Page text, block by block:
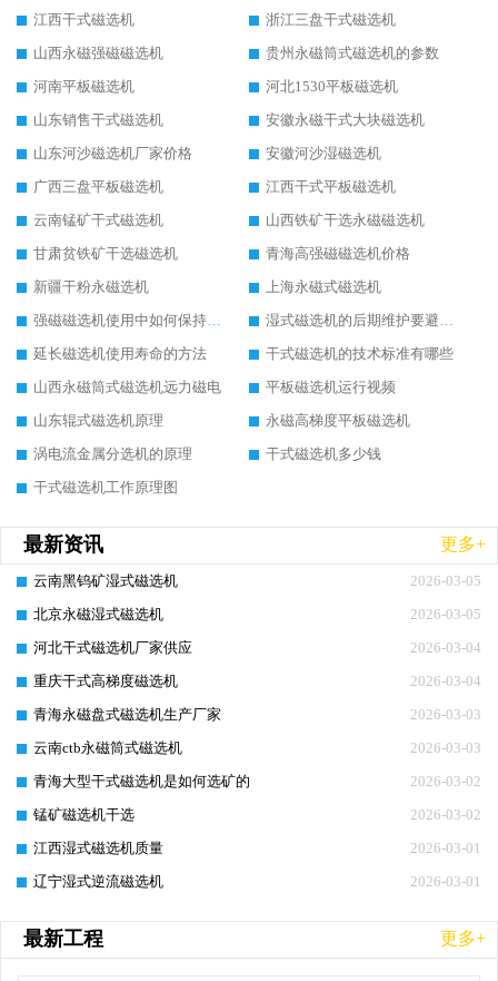
江西干式磁选机
浙江三盘干式磁选机
山西永磁强磁磁选机
贵州永磁筒式磁选机的参数
河南平板磁选机
河北1530平板磁选机
山东销售干式磁选机
安徽永磁干式大块磁选机
山东河沙磁选机厂家价格
安徽河沙湿磁选机
广西三盘平板磁选机
江西干式平板磁选机
云南锰矿干式磁选机
山西铁矿干选永磁磁选机
甘肃贫铁矿干选磁选机
青海高强磁磁选机价格
新疆干粉永磁选机
上海永磁式磁选机
强磁磁选机使用中如何保持其顺畅运行
湿式磁选机的后期维护要避开哪些坑
延长磁选机使用寿命的方法
干式磁选机的技术标准有哪些
山西永磁筒式磁选机远力磁电
平板磁选机运行视频
山东辊式磁选机原理
永磁高梯度平板磁选机
涡电流金属分选机的原理
干式磁选机多少钱
干式磁选机工作原理图
最新资讯 更多+
2026-03-05
云南黑钨矿湿式磁选机
2026-03-05
北京永磁湿式磁选机
2026-03-04
河北干式磁选机厂家供应
2026-03-04
重庆干式高梯度磁选机
2026-03-03
青海永磁盘式磁选机生产厂家
2026-03-03
云南ctb永磁筒式磁选机
2026-03-02
青海大型干式磁选机是如何选矿的
2026-03-02
锰矿磁选机干选
2026-03-01
江西湿式磁选机质量
2026-03-01
辽宁湿式逆流磁选机
最新工程 更多+